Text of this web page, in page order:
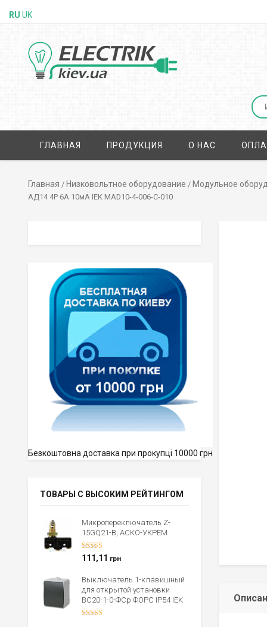
ГЛАВНАЯ ПРОДУКЦИЯ О НАС
Главная / Низковольтное оборудование / Модульное
АД14 4Р 6А 10мА IEK MAD10-4-006-C-010
Безкоштовна доставка при прокупці 10000 грн
ТОВАРЫ С ВЫСОКИМ РЕЙТИНГОМ
Микропереключатель Z-
15GQ21-B, АСКО-УКРЕМ
Оценка5.00
из 5
111,11 грн
Выключатель 1-клавишный
для открытой установки
ВС20-1-0-ФСр ФОРС IP54 IEK
RU UK